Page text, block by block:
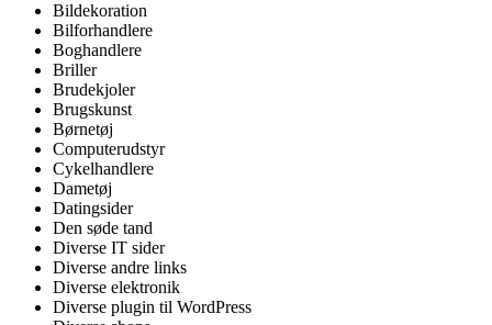
Bildekoration
Bilforhandlere
Boghandlere
Briller
Brudekjoler
Brugskunst
Børnetøj
Computerudstyr
Cykelhandlere
Dametøj
Datingsider
Den søde tand
Diverse IT sider
Diverse andre links
Diverse elektronik
Diverse plugin til WordPress